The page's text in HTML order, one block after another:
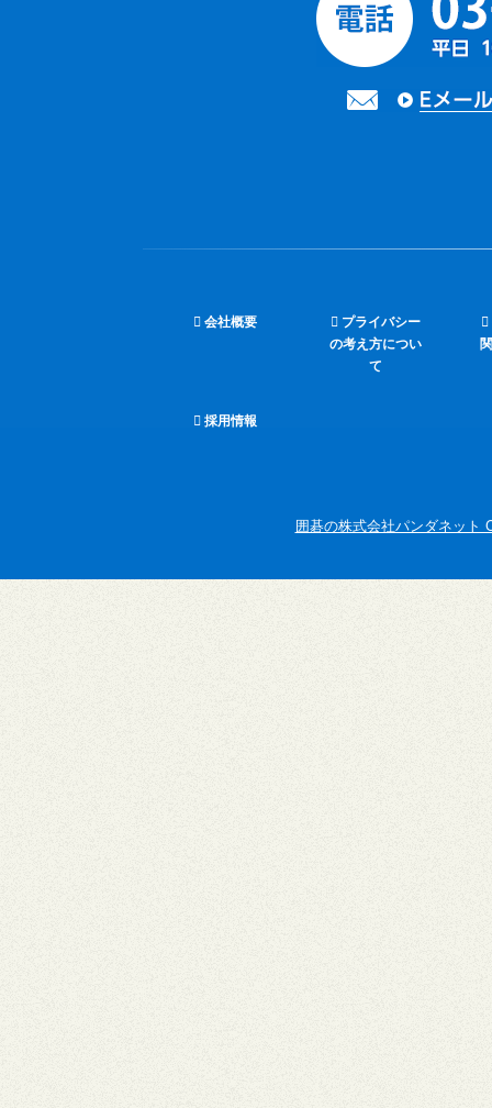
会社概要
プライバシー
の考え方につい
て
採用情報
囲碁の株式会社パンダネット